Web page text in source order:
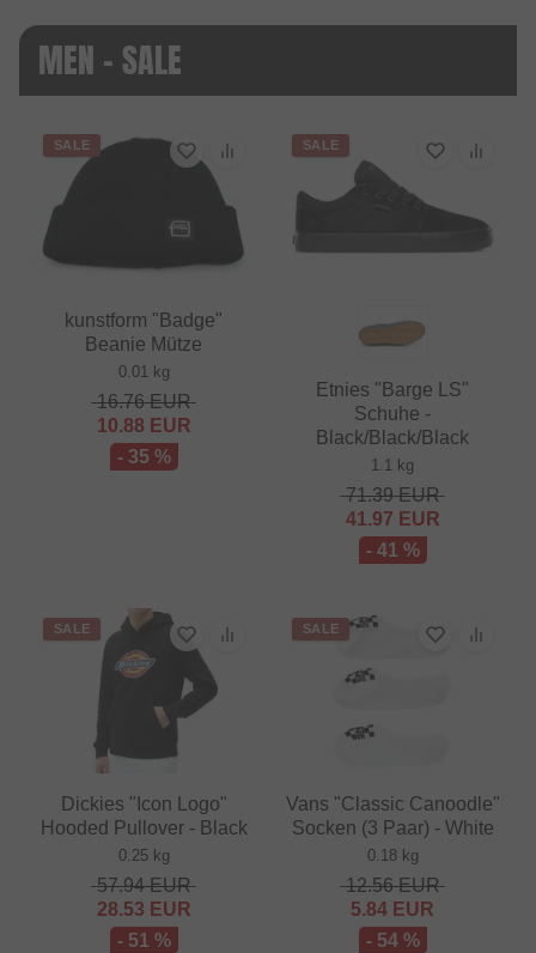
MEN - SALE
SALE
kunstform "Badge"
Beanie Mütze
0.01 kg
16.76EUR
10.88 EUR
- 35 %
SALE
Etnies "Barge LS"
Schuhe -
Black/Black/Black
1.1 kg
71.39EUR
41.97 EUR
- 41 %
SALE
Dickies "Icon Logo"
Hooded Pullover - Black
0.25 kg
57.94EUR
28.53 EUR
- 51 %
SALE
Vans "Classic Canoodle"
Socken (3 Paar) - White
0.18 kg
12.56EUR
5.84 EUR
- 54 %